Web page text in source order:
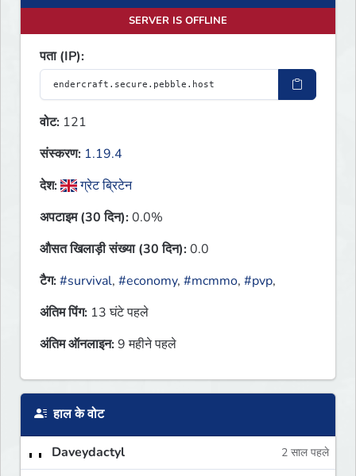
SERVER IS OFFLINE
पता (IP):
वोट: 121
संस्करण: 1.19.4
देश:
ग्रेट ब्रिटेन
अपटाइम (30 दिन):0.0%
औसत खिलाड़ी संख्या (30 दिन):0.0
टैग:#survival, #economy, #mcmmo, #pvp,
अंतिम पिंग: 13 घंटे पहले
अंतिम ऑनलाइन:9 महीने पहले
हाल के वोट
Daveydactyl 2 साल पहले